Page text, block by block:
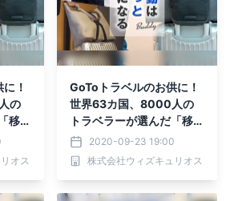
！
の
移動
ッグ
約
オス
GoToトラベルのお供に！
世界63カ国、8000人の
トラベラーが選んだ「移動
をもっと楽にする」バッグ
がMakuakeにて先行予約
受付中！！
2020-09-23 19:00
株式会社ウィズキュリオス